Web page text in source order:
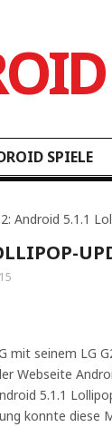
SPIELE
Android 5.1.1
mit seinem LG
Webseite
5.1.1
konnte diese